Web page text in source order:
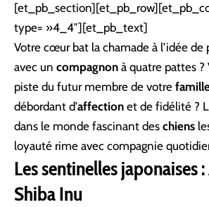
type= »4_4″][et_pb_text]
Votre cœur bat la chamade à l’idée de
avec un compagnon à quatre pattes ?
piste du futur membre de votre
débordant d’affection et de fidélité ?
dans le monde fascinant des chiens
loyauté rime avec compagnie
Les sentinelles japonaises
Shiba Inu